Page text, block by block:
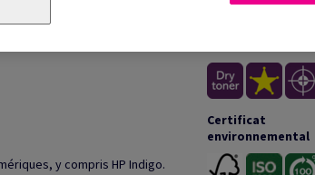
y compris HP Indigo.
Certificat
environnemental